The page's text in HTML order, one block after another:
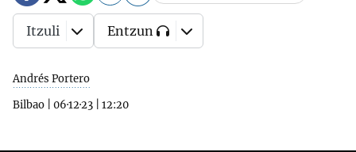
Andrés Portero
Bilbao
06·12·23 12:20
Itzuli Entzun